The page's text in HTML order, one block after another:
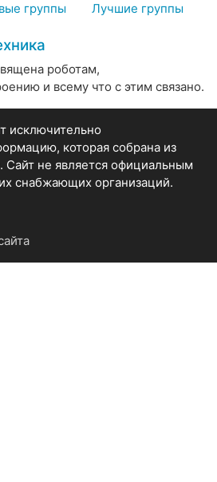
группы Лучшие группы
роботам,
и всему что с этим связано.
исключительно
которая собрана из
Сайт не является официальным
снабжающих организаций.